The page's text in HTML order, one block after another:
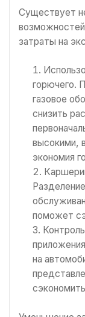
Существует
затраты на
горючего.
газовое
снизить
высокими,
экономия
поможет
на